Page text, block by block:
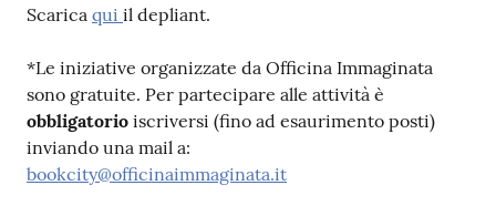
Casa
Archivio
storico
Scarica qui il depliant.
*Le iniziative organizzate da Officina Immaginata
sono gratuite. Per partecipare alle attività è
obbligatorio iscriversi (fino ad esaurimento posti)
inviando una mail a:
bookcity@officinaimmaginata.it